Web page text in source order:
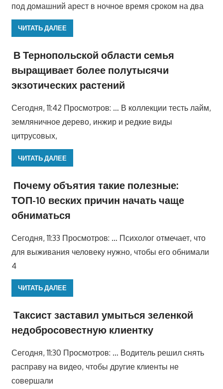
под домашний арест в ночное время сроком на два
ЧИТАТЬ ДАЛЕЕ
В Тернопольской области семья
выращивает более полутысячи
экзотических растений
Сегодня, 11:42 Просмотров: … В коллекции тесть лайм,
земляничное дерево, инжир и редкие виды
цитрусовых,
ЧИТАТЬ ДАЛЕЕ
Почему объятия такие полезные:
ТОП-10 веских причин начать чаще
обниматься
Сегодня, 11:33 Просмотров: … Психолог отмечает, что
для выживания человеку нужно, чтобы его обнимали
4
ЧИТАТЬ ДАЛЕЕ
Таксист заставил умыться зеленкой
недобросовестную клиентку
Сегодня, 11:30 Просмотров: … Водитель решил снять
расправу на видео, чтобы другие клиенты не
совершали